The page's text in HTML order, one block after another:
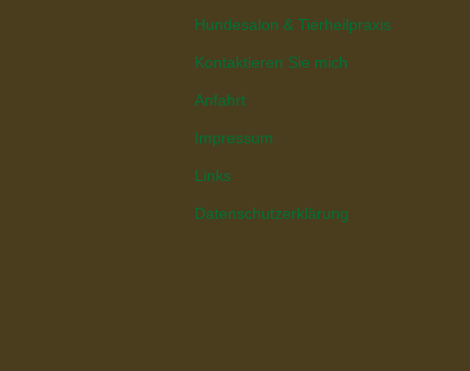
Hundesalon & Tierheilpraxis
Kontaktieren Sie mich
Anfahrt
Impressum
Links
Datenschutzerklärung